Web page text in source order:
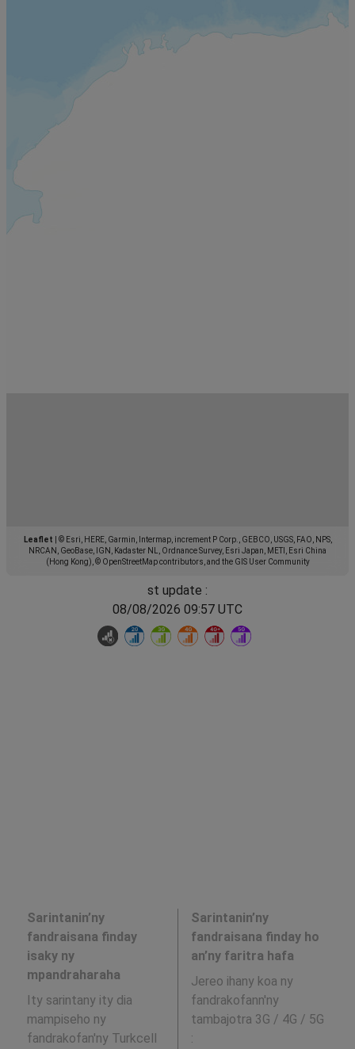
Leaflet
© Esri, HERE, Garmin, Intermap, increment P Corp., GEBCO, USGS, FAO, NPS,
NRCAN, GeoBase, IGN, Kadaster NL, Ordnance Survey, Esri Japan, METI, Esri China
(Hong Kong), © OpenStreetMap contributors, and the GIS User Community
st update :
08/08/2026 09:57 UTC
Sarintanin’ny
fandraisana finday
isaky ny
mpandraharaha
Ity sarintany ity dia
mampiseho ny
fandrakofan'ny Turkcell
Sarintanin’ny
fandraisana finday ho
an’ny faritra hafa
Jereo ihany koa ny
fandrakofann'ny
tambajotra 3G / 4G / 5G
: